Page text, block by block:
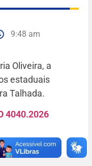
9:48 am
Oliveira, a
estaduais
Talhada.
4040.2026